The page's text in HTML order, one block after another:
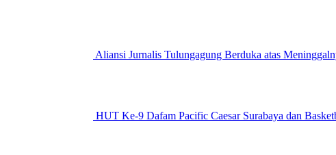
Aliansi Jurnalis Tulungagung Berduka atas
HUT Ke-9 Dafam Pacific Caesar Surabaya dan